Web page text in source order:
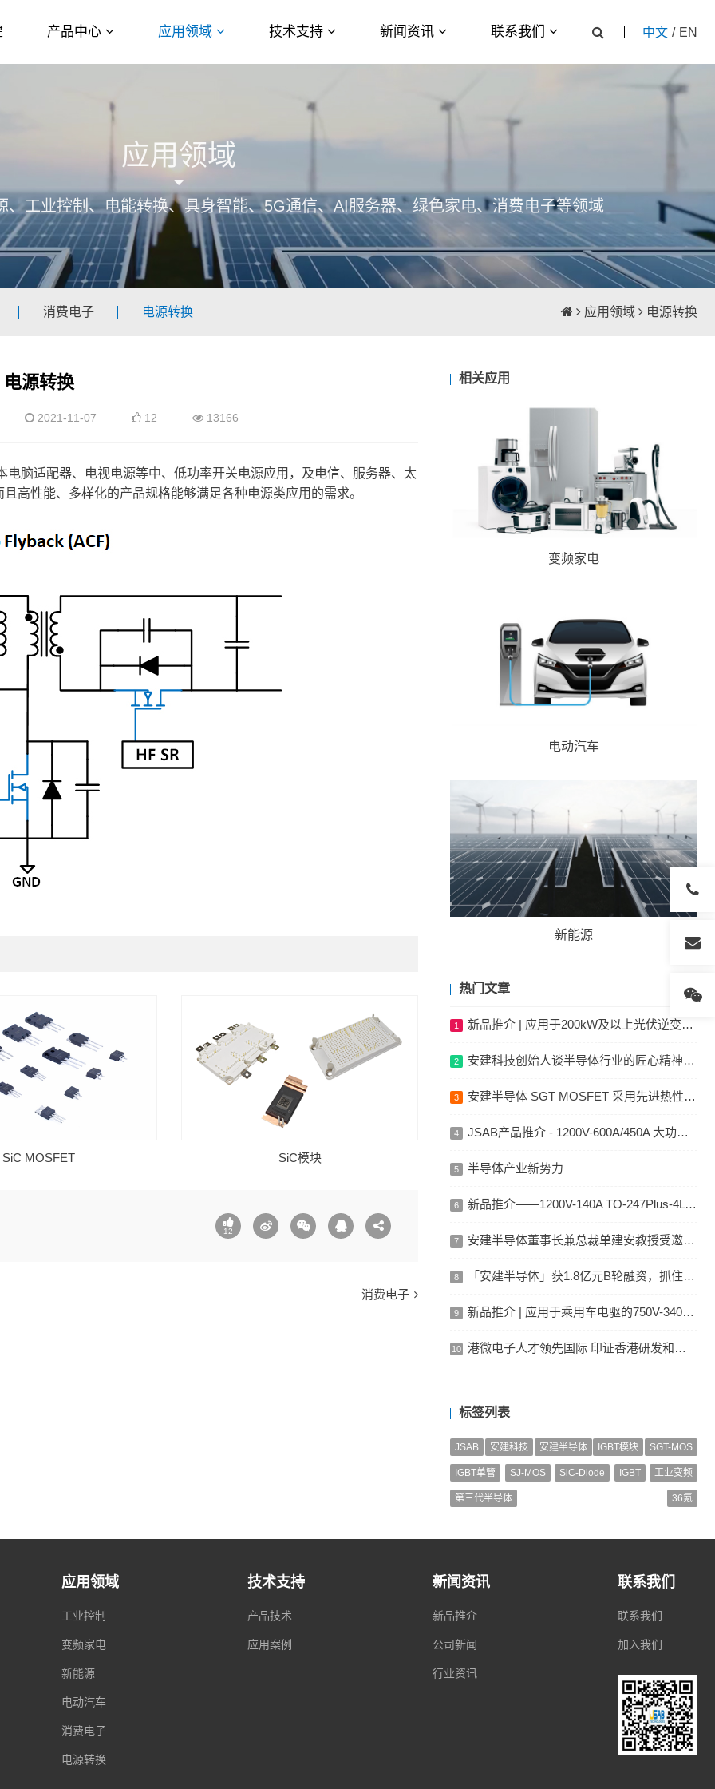
产品中心 应用领域 技术支持 新闻资讯 联系我们 中文 / EN
应用领域
工业控制、电能转换、具身智能、5G通信、AI服务器、绿色家电、消费电子等领域
消费电子 电源转换 应用领域 电源转换
电源转换
2021-11-07 12 13166
脑适配器、电视电源等中、低功率开关电源应用，及电信、服务器、太
高性能、多样化的产品规格能够满足各种电源类应用的需求。
SiC MOSFET SiC模块
12
消费电子
相关应用
变频家电
电动汽车
新能源
热门文章
1 新品推介 | 应用于200kW及以上光伏逆变系统的1000V-400A ANPC三电平模块
2 安建科技创始人谈半导体行业的匠心精神，坦言未来一定是中国的
3 安建半导体 SGT MOSFET 采用先进热性能封装 TOLT, DFN5x6 DSC ，针对大电流高功率应用
4 JSAB产品推介 - 1200V-600A/450A 大功率模块
5 半导体产业新势力
6 新品推介——1200V-140A TO-247Plus-4L IGBT 单管
7 安建半导体董事长兼总裁单建安教授受邀出席第35届ISPSD峰会
8 「安建半导体」获1.8亿元B轮融资，抓住半导体功率器件的中国机遇
9 新品推介 | 应用于乘用车电驱的750V-340A IGBT
10 港微电子人才领先国际 印证香港研发和创新成果
标签列表
JSAB 安建科技 安建半导体 IGBT模块 SGT-MOS
IGBT单管 SJ-MOS SiC-Diode IGBT 工业变频
第三代半导体 36氪
应用领域
工业控制
变频家电
新能源
电动汽车
消费电子
电源转换
技术支持
产品技术
应用案例
新闻资讯
新品推介
公司新闻
行业资讯
联系我们
联系我们
加入我们